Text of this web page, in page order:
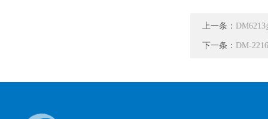
上一条：
下一条： DM-